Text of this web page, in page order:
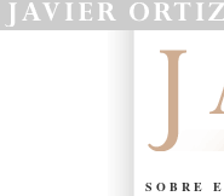
SOBRE